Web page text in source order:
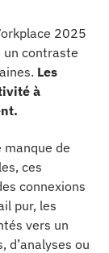
2025
un contraste
Les
à
manque de
ces
connexions
pur, les
vers un
d’analyses ou